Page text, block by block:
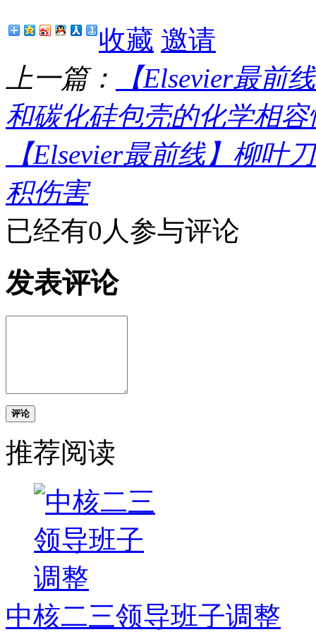
收藏 邀请
上一篇：
【Elsevier最前
和碳化硅包壳的化学相
【Elsevier最前线】柳叶
积伤害
已经有0人参与评论
发表评论
评论
推荐阅读
中核二三领导班子调整